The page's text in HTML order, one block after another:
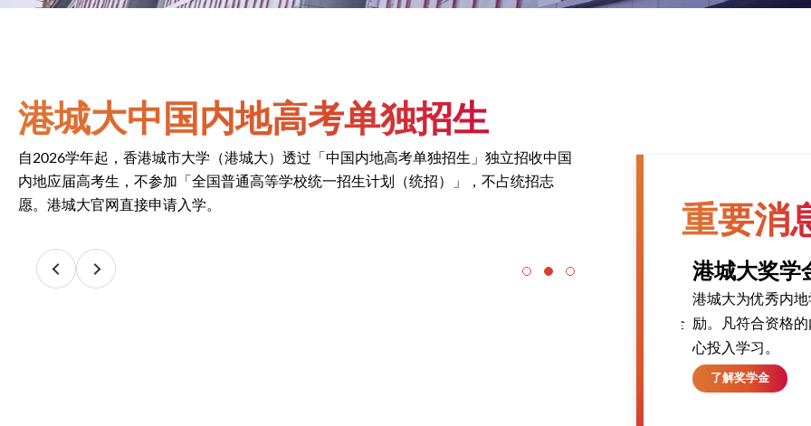
港城大中国内地高考单独招生
自2026学年起，香港城市大学（港城大）透过「中国内地高考单独招生」独立招收中国
内地应届高考生，不参加「全国普通高等学校统一招生计划（统招）」，不占统招志
愿。港城大官网直接申请入学。
Image
重要消
港城大奖学
港城大为优秀内地
励。凡符合资格的
心投入学习。
了解奖学金